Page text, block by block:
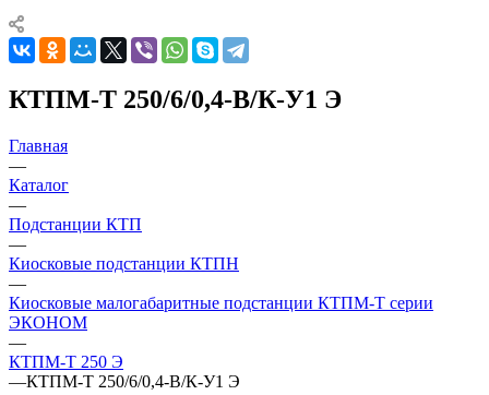
КТПМ-Т 250/6/0,4-В/К-У1 Э
Главная
—
Каталог
—
Подстанции КТП
—
Киосковые подстанции КТПН
—
Киосковые малогабаритные подстанции КТПМ-Т серии
ЭКОНОМ
—
КТПМ-Т 250 Э
—КТПМ-Т 250/6/0,4-В/К-У1 Э